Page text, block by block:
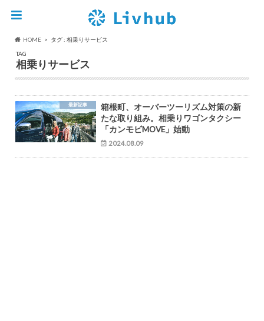
HOME
タグ : 相乗りサービス
TAG
相乗りサービス
最新記事
箱根町、オーバーツーリズム対策の新
たな取り組み。相乗りワゴンタクシー
「カンモビMOVE」始動
2024.08.09